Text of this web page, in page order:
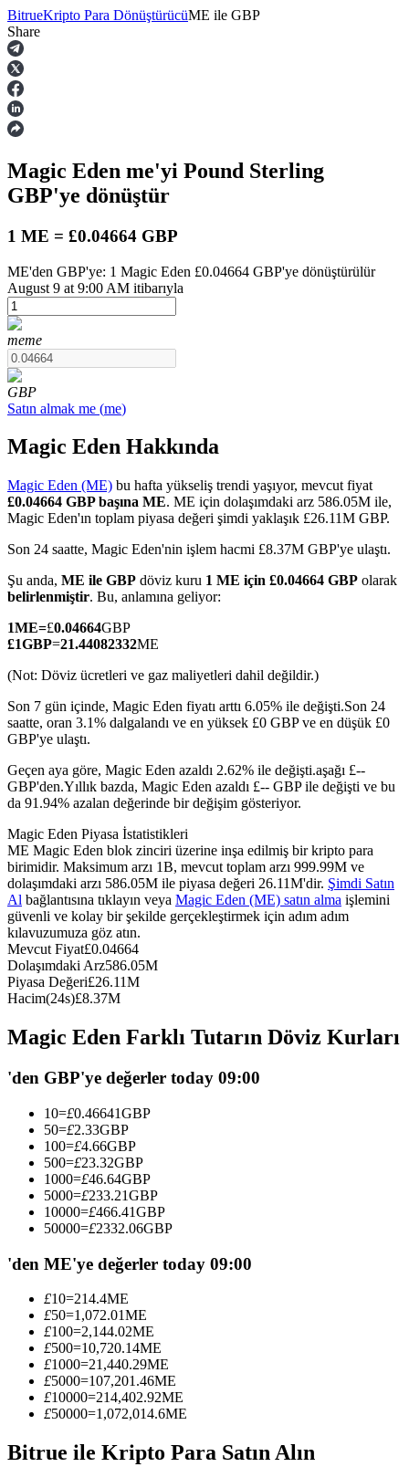
Vadeli İşlemler
USDT Vadeli İşlemleri
COIN-M Vadeli İşlemleri
Kripto Para Vadeli İşlemleri
TradFi
Hisse senetleri, döviz, değerli metaller ve emtia türevleri
USDC Vadeli İşlemleri
USDC'yi teminat olarak kullanan vadeli işlemler
Kâr paylaşımı ve kopya ticaret komisyonlarının tadını çıkarın
Bilgi
BitrueKripto Para DönüştürücüME ile GBP
Share
Magic Eden me'yi Pound Sterling
GBP'ye dönüştür
1 ME = £0.04664 GBP
ME'den GBP'ye: 1 Magic Eden £0.04664 GBP'ye dönüştürülür
August 9 at 9:00 AM itibarıyla
meme
GBP
Satın almak me (me)
Magic Eden Hakkında
Magic Eden (ME) bu hafta yükseliş trendi yaşıyor, mevcut fiyat
£0.04664 GBP başına ME. ME için dolaşımdaki arz 586.05M ile,
Magic Eden'ın toplam piyasa değeri şimdi yaklaşık £26.11M GBP.
Son 24 saatte, Magic Eden'nin işlem hacmi £8.37M GBP'ye ulaştı.
Şu anda, ME ile GBP döviz kuru 1 ME için £0.04664 GBP olarak
belirlenmiştir. Bu, anlamına geliyor:
1ME=£0.04664GBP
£1GBP=21.44082332ME
(Not: Döviz ücretleri ve gaz maliyetleri dahil değildir.)
Son 7 gün içinde, Magic Eden fiyatı arttı 6.05% ile değişti.Son 24
saatte, oran 3.1% dalgalandı ve en yüksek £0 GBP ve en düşük £0
GBP'ye ulaştı.
Geçen aya göre, Magic Eden azaldı 2.62% ile değişti.aşağı £--
GBP'den.Yıllık bazda, Magic Eden azaldı £-- GBP ile değişti ve bu
da 91.94% azalan değerinde bir değişim gösteriyor.
Magic Eden Piyasa İstatistikleri
ME Magic Eden blok zinciri üzerine inşa edilmiş bir kripto para
birimidir. Maksimum arzı 1B, mevcut toplam arzı 999.99M ve
dolaşımdaki arzı 586.05M ile piyasa değeri 26.11M'dir. Şimdi Satın
Al bağlantısına tıklayın veya Magic Eden (ME) satın alma işlemini
güvenli ve kolay bir şekilde gerçekleştirmek için adım adım
kılavuzumuza göz atın.
Mevcut Fiyat£0.04664
Dolaşımdaki Arz586.05M
Piyasa Değeri£26.11M
Hacim(24s)£8.37M
Magic Eden Farklı Tutarın Döviz Kurları
'den GBP'ye değerler today 09:00
10=£0.46641GBP
50=£2.33GBP
100=£4.66GBP
500=£23.32GBP
1000=£46.64GBP
5000=£233.21GBP
10000=£466.41GBP
50000=£2332.06GBP
'den ME'ye değerler today 09:00
£10=214.4ME
£50=1,072.01ME
£100=2,144.02ME
£500=10,720.14ME
£1000=21,440.29ME
£5000=107,201.46ME
£10000=214,402.92ME
£50000=1,072,014.6ME
Bitrue ile Kripto Para Satın Alın